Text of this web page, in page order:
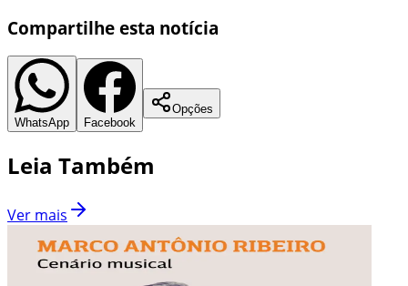
Compartilhe esta notícia
WhatsApp Facebook
Opções
Leia Também
Ver mais